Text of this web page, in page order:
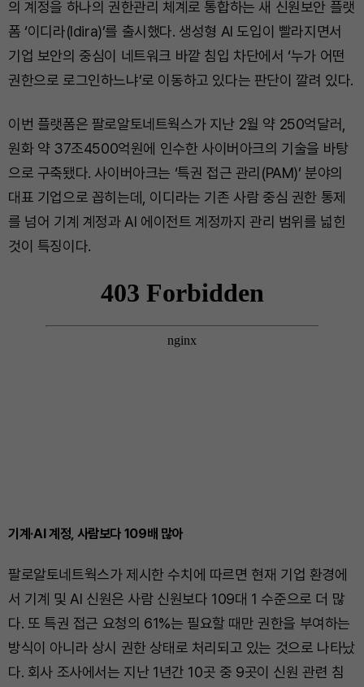
의 계정을 하나의 권한관리 체계로 통합하는 새 신원보안 플랫
폼 ‘이디라(Idira)’를 출시했다. 생성형 AI 도입이 빨라지면서
기업 보안의 중심이 네트워크 바깥 침입 차단에서 ‘누가 어떤
권한으로 로그인하느냐’로 이동하고 있다는 판단이 깔려 있다.
이번 플랫폼은 팔로알토네트웍스가 지난 2월 약 250억달러,
원화 약 37조4500억원에 인수한 사이버아크의 기술을 바탕
으로 구축됐다. 사이버아크는 ‘특권 접근 관리(PAM)’ 분야의
대표 기업으로 꼽히는데, 이디라는 기존 사람 중심 권한 통제
를 넘어 기계 계정과 AI 에이전트 계정까지 관리 범위를 넓힌
것이 특징이다.
기계·AI 계정, 사람보다 109배 많아
팔로알토네트웍스가 제시한 수치에 따르면 현재 기업 환경에
서 기계 및 AI 신원은 사람 신원보다 109대 1 수준으로 더 많
다. 또 특권 접근 요청의 61%는 필요할 때만 권한을 부여하는
방식이 아니라 상시 권한 상태로 처리되고 있는 것으로 나타났
다. 회사 조사에서는 지난 1년간 10곳 중 9곳이 신원 관련 침